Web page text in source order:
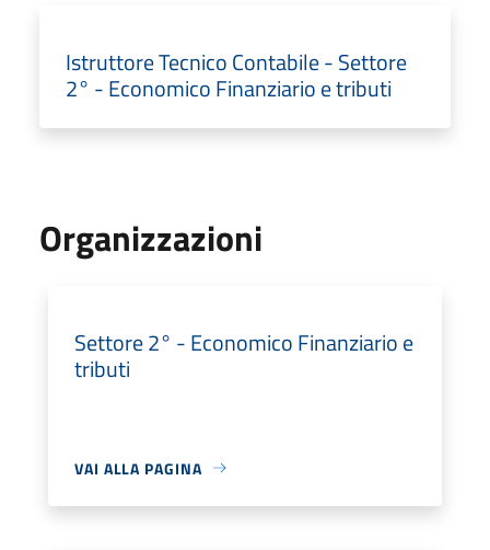
Istruttore Tecnico Contabile - Settore
2° - Economico Finanziario e tributi
Organizzazioni
Settore 2° - Economico Finanziario e
tributi
VAI ALLA PAGINA